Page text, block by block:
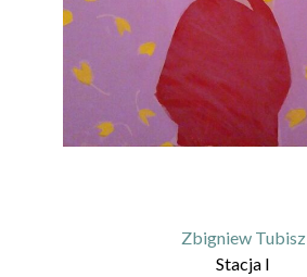
Zbigniew Tubisz
Stacja I